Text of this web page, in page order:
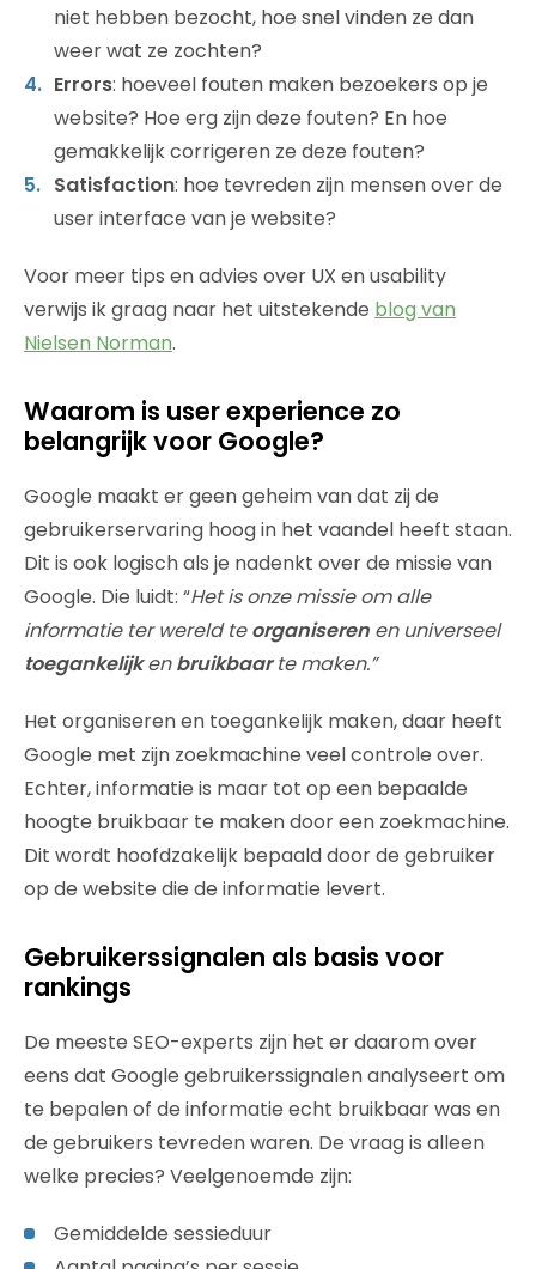
niet hebben bezocht, hoe snel vinden ze dan
weer wat ze zochten?
Errors: hoeveel fouten maken bezoekers op je
website? Hoe erg zijn deze fouten? En hoe
gemakkelijk corrigeren ze deze fouten?
Satisfaction: hoe tevreden zijn mensen over de
user interface van je website?
Voor meer tips en advies over UX en usability
verwijs ik graag naar het uitstekende blog van
Nielsen Norman.
Waarom is user experience zo
belangrijk voor Google?
Google maakt er geen geheim van dat zij de
gebruikerservaring hoog in het vaandel heeft staan.
Dit is ook logisch als je nadenkt over de missie van
Google. Die luidt: “Het is onze missie om alle
informatie ter wereld teorganiseren en universeel
toegankelijkenbruikbaarte maken.”
Het organiseren en toegankelijk maken, daar heeft
Google met zijn zoekmachine veel controle over.
Echter, informatie is maar tot op een bepaalde
hoogte bruikbaar te maken door een zoekmachine.
Dit wordt hoofdzakelijk bepaald door de gebruiker
op de website die de informatie levert.
Gebruikerssignalen als basis voor
rankings
De meeste SEO-experts zijn het er daarom over
eens dat Google gebruikerssignalen analyseert om
te bepalen of de informatie echt bruikbaar was en
de gebruikers tevreden waren. De vraag is alleen
welke precies? Veelgenoemde zijn:
Gemiddelde sessieduur